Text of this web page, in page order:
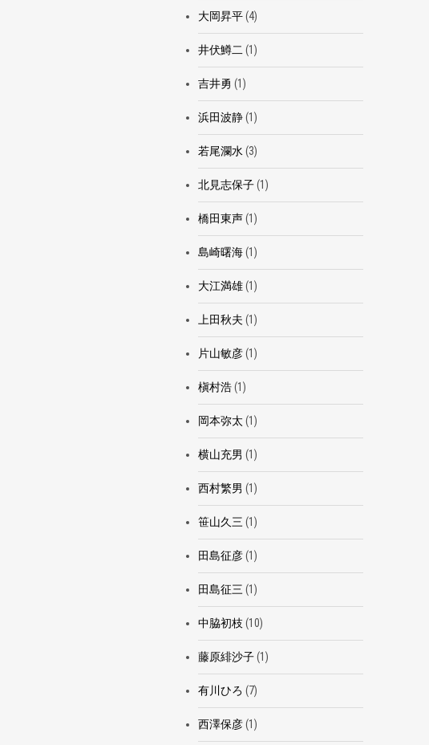
大岡昇平(4)
井伏鱒二 (1)
吉井勇 (1)
浜田波静(1)
若尾瀾水 (3)
北見志保子(1)
橋田東声(1)
島崎曙海(1)
大江満雄(1)
上田秋夫 (1)
片山敏彦(1)
槇村浩(1)
岡本弥太 (1)
横山充男 (1)
西村繁男 (1)
笹山久三 (1)
田島征彦(1)
田島征三 (1)
中脇初枝 (10)
藤原緋沙子(1)
有川ひろ (7)
西澤保彦(1)